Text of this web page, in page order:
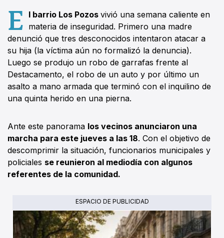
E l barrio Los Pozosvivió una semana caliente en
materia de inseguridad. Primero una madre
denunció que tres desconocidos intentaron atacar a
su hija (la víctima aún no formalizó la denuncia).
Luego se produjo un robo de garrafas frente al
Destacamento, el robo de un auto y por último un
asalto a mano armada que terminó con el inquilino de
una quinta herido en una pierna.
Ante este panorama los vecinos anunciaron una
marcha para este jueves a las 18. Con el objetivo de
descomprimir la situación, funcionarios municipales y
policiales se reunieron al mediodía con algunos
referentes de la comunidad.
ESPACIO DE PUBLICIDAD